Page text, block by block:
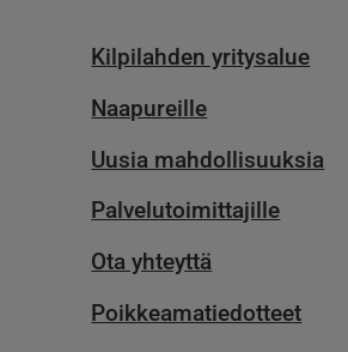
Kilpilahden yritysalue
Naapureille
Uusia mahdollisuuksia
Palvelu­toimittajille
Ota yhteyttä
Poikkeamatiedotteet